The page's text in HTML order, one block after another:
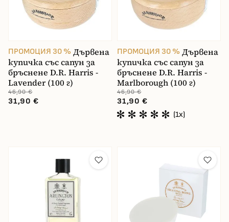
ПРОМОЦИЯ 30 % Дървена
купичка със сапун за
бръснене D.R. Harris -
Lavender (100 г)
46,90 €
31,90 €
ПРОМОЦИЯ 30 % Дървена
купичка със сапун за
бръснене D.R. Harris -
Marlborough (100 г)
46,90 €
31,90 €
(1x)